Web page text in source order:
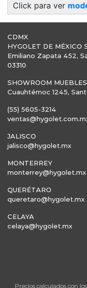
Click para ver
CDMX
HYGOLET DE MÉXICO
Emiliano Zapata 452,
03310
SHOWROOM
Cuauhtémoc 1245,
(55) 5605-3214
JALISCO
jalisco@hygolet.mx
MONTERREY
monterrey@hygolet.mx
QUERÉTARO
queretaro@hygolet.mx
CELAYA
celaya@hygolet.mx
Precios calculados con